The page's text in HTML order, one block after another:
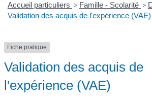
Accueil particuliers > Famille - Scolarité >
Validation des acquis de l'expérience (VAE)
Fiche pratique
Validation des acquis de
l'expérience (VAE)